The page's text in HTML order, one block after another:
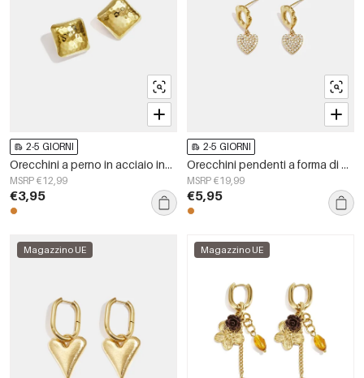
2-5 GIORNI
Orecchini a perno in acciaio inossidabile, forma geometrica, semplici, serie &quot;Daily Simple&quot;, gioielli da donna.
MSRP €12,99
€3,95
2-5 GIORNI
Orecchini pendenti a forma di cuore in acciaio inossidabile, serie Simple Daily Simple, gioielli da donna
MSRP €19,99
€5,95
Magazzino UE Magazzino UE